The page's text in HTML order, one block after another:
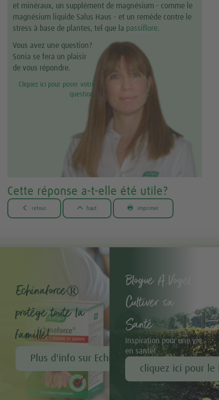
et minéraux, un supplément de magnésium - comme le
magnésium liquide Salus Haus - et un remède contre le
stress à base de plantes, tel que la passiflore.
Vous avez une question?
Sonia se fera un plaisir
de vous répondre.
Cliquez ici pour poser votre
question.
Cette réponse a-t-elle été utile?
 retour  haut  imprimer
Echinaforce®
protège toute la
famille!
Plus d'info sur Echinaforce®
Blogue A.Vogel -
Cultiver sa
Santé
Inspiration pour une vie
en santé!
cliquez ici pour le